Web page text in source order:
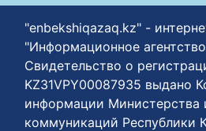
"enbekshiqazaq.kz" -
"Информационное
Свидетельство о
KZ31VPY00087935 выдано
информации Министерства
коммуникаций Республики